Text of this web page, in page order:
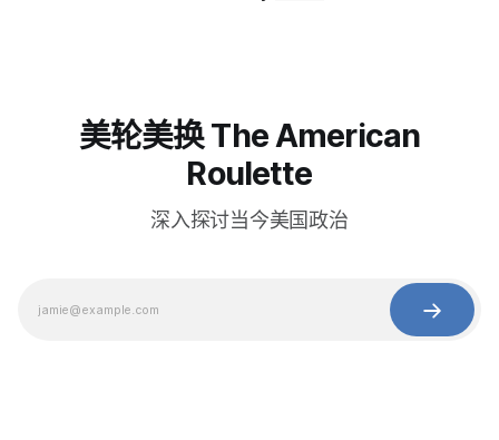
美轮美换 The American
Roulette
深入探讨当今美国政治